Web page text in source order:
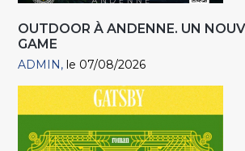
OUTDOOR À ANDENNE. UN
GAME
ADMIN le 07/08/2026